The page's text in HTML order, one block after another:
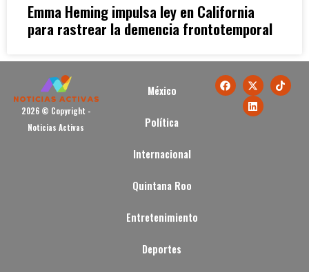
Emma Heming impulsa ley en California
para rastrear la demencia frontotemporal
2026 © Copyright -
Noticias Activas
México
Política
Internacional
Quintana Roo
Entretenimiento
Deportes